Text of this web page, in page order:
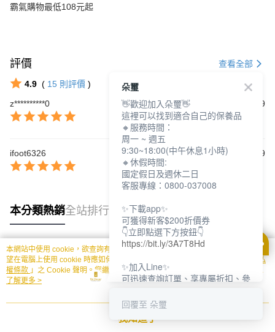
霸氣購物最低108元起
評價 查看全部
4.9 ( 15 則評價 )
z**********0
2026/03/29
ifoot6326 2025/10/09
本分類熱銷全站排行
熱門標籤
本網站中使用 cookie，欲查詢有關本網站使用 cookie 方式之詳情，及若您不希
望在電腦上使用 cookie 時應如何變更電腦的 cookie 設定，請參閱本網站「
隱私
權條款 」之 Cookie 聲明。您繼續使用本網站即表示您同意本公司得按本網站使
用條款之 Cookie 聲明使用 cookie。
了解更多 >
我知道了
朵璽
👋歡迎加入朵璽👋
這裡可以找到適合自己的保養品
🔸服務時間：
周一 ~ 週五
9:30~18:00(中午休息1小時)
🔸休假時間:
國定假日及週休二日
客服專線：0800-037008
✨下載app✨
可獲得新客$200折價券
👇立即點選下方按鈕👇
https://bit.ly/3A7T8Hd
✨加入Line✨
可迅速查詢訂單、享專屬折扣、參
👇立即點選下方按鈕👇
回覆至 朵璽